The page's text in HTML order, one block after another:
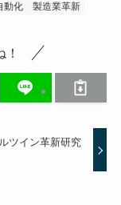
動化 製造業革新
ツイン革新研究